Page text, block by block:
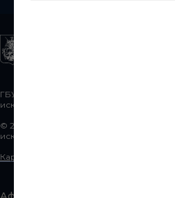
ГБУК г. Москвы «Школа драматического
искусства». Москва, Сретенка, 19
© 2026 «Школа драматического
искусства»
Карта сайта